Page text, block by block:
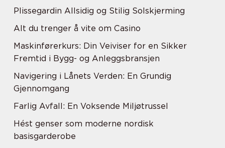
Plissegardin Allsidig og Stilig Solskjerming
Alt du trenger å vite om Casino
Maskinførerkurs: Din Veiviser for en Sikker
Fremtid i Bygg- og Anleggsbransjen
Navigering i Lånets Verden: En Grundig
Gjennomgang
Farlig Avfall: En Voksende Miljøtrussel
Hést genser som moderne nordisk
basisgarderobe